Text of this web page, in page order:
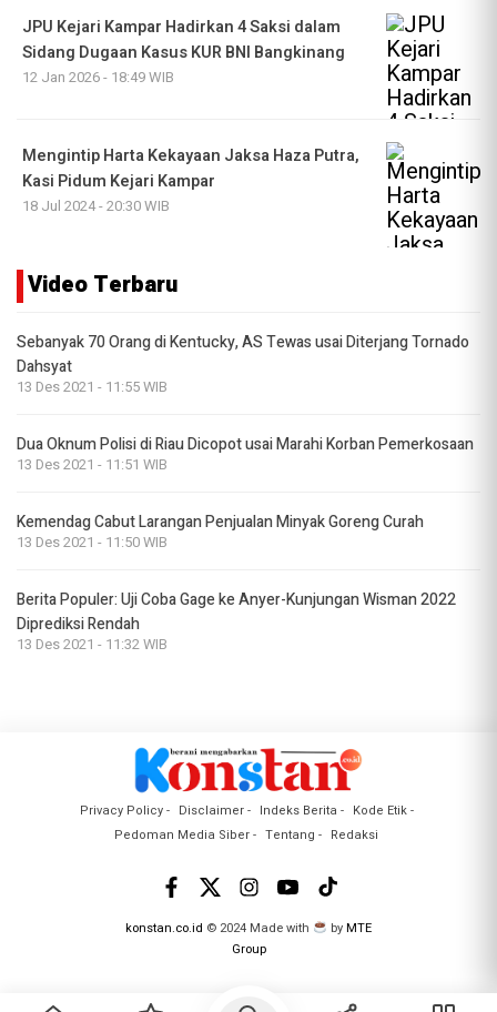
JPU Kejari Kampar Hadirkan 4 Saksi dalam
Sidang Dugaan Kasus KUR BNI Bangkinang
12 Jan 2026 - 18:49 WIB
Mengintip Harta Kekayaan Jaksa Haza Putra,
Kasi Pidum Kejari Kampar
18 Jul 2024 - 20:30 WIB
Video Terbaru
Sebanyak 70 Orang di Kentucky, AS Tewas usai Diterjang Tornado
Dahsyat
13 Des 2021 - 11:55 WIB
Dua Oknum Polisi di Riau Dicopot usai Marahi Korban Pemerkosaan
13 Des 2021 - 11:51 WIB
Kemendag Cabut Larangan Penjualan Minyak Goreng Curah
13 Des 2021 - 11:50 WIB
Berita Populer: Uji Coba Gage ke Anyer-Kunjungan Wisman 2022
Diprediksi Rendah
13 Des 2021 - 11:32 WIB
Privacy Policy Disclaimer Indeks Berita
Kode Etik
Pedoman Media Siber
Tentang Redaksi
konstan.co.id © 2024 Made with byMTE
Group